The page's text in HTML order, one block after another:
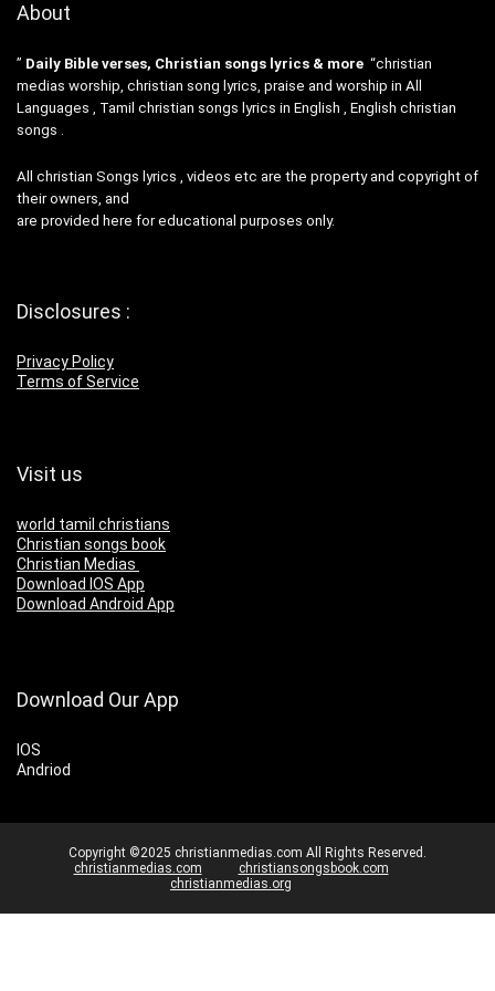
About
” Daily Bible verses, Christian songs lyrics & more “christian
medias worship, christian song lyrics, praise and worship in All
Languages , Tamil christian songs lyrics in English , English christian
songs .
All christian Songs lyrics , videos etc are the property and copyright of
their owners, and
are provided here for educational purposes only.
Disclosures :
Privacy Policy
Terms of Service
Visit us
world tamil christians
Christian songs book
Christian Medias
Download IOS App
Download Android App
Download Our App
IOS
Andriod
Copyright ©2025 christianmedias.com All Rights Reserved.
christianmedias.com
christiansongsbook.com
christianmedias.org